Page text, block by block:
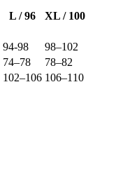
L / 96
XL / 100
94-98
98–102
74–78
78–82
102–106 106–110